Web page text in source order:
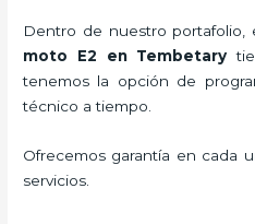
Dentro de nuestro portafolio,
moto E2
en Tembetary
tenemos la opción de
técnico a tiempo.
Ofrecemos garantía en cada
servicios.